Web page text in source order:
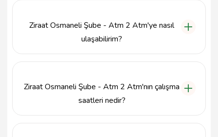
sunmaktadır.
Ziraat Osmaneli Şube - Atm 2 Atm'ye nasıl
ulaşabilirim?
bulabilirsiniz.
Ziraat Osmaneli Şube - Atm 2 Atm'nın çalışma
saatleri nedir?